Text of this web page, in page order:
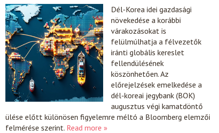
Dél-Korea idei gazdasági
növekedése a korábbi
várakozásokat is
felülmúlhatja a félvezetők
iránti globális kereslet
fellendülésének
köszönhetően. Az
előrejelzések emelkedése a
dél-koreai jegybank (BOK)
augusztus végi kamatdöntő
ülése előtt különösen figyelemre méltó a Bloomberg elemzői
felmérése szerint. Read more »